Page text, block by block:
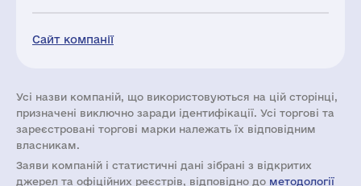
Сайт компанії
Усі назви компаній, що використовуються на цій сторінці,
призначені виключно заради ідентифікації. Усі торгові та
зареєстровані торгові марки належать їх відповідним
власникам.
Заяви компаній i статистичні дані зібрані з відкритих
джерел та офіційних реєстрів, відповідно до методології